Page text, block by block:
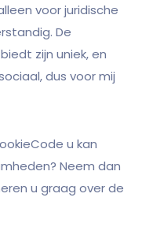
voor juridische
De
zijn uniek, en
dus voor mij
u kan
Neem dan
u graag over de